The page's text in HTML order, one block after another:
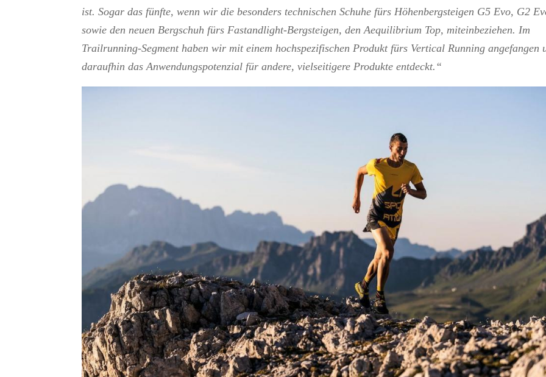
ist. Sogar das fünfte, wenn wir die besonders technischen Schuhe fürs Höhenbergsteigen G5 Evo, G2
sowie den neuen Bergschuh fürs Fastandlight-Bergsteigen, den Aequilibrium Top, miteinbeziehen. Im
Trailrunning-Segment haben wir mit einem hochspezifischen Produkt fürs Vertical Running angefangen
daraufhin das Anwendungspotenzial für andere, vielseitigere Produkte entdeckt.“